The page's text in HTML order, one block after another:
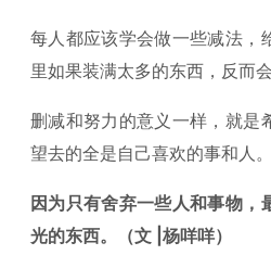
每人都应该学会做一些减法，
里如果装满太多的东西，反而
删减和努力的意义一样，就是
望去的全是自己喜欢的事和人。
因为只有舍弃一些人和事物，
光的东西。（文 |杨咩咩）